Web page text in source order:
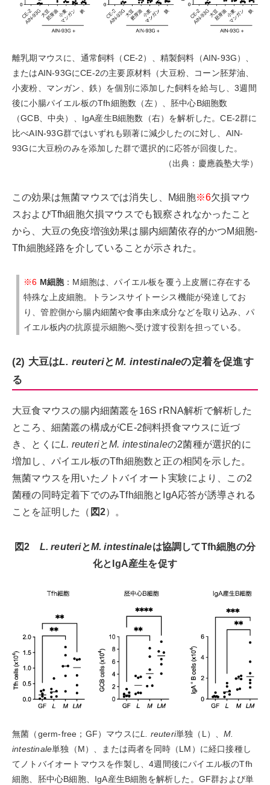
離乳期マウスに、通常飼料（CE-2）、精製飼料（AIN-93G）、
またはAIN-93GにCE-2の主要原材料（大豆粉、コーン胚芽油、
小麦粉、マンガン、鉄）を個別に添加した飼料を給与し、3週間
後に小腸パイエル板のTfh細胞数（左）、胚中心B細胞数
（GCB、中央）、IgA産生B細胞数（右）を解析した。CE-2群に
比べAIN-93G群ではいずれも顕著に減少したのに対し、AIN-
93Gに大豆粉のみを添加した群で選択的に応答が回復した。
（出典：慶應義塾大学）
この効果は無菌マウスでは消失し、M細胞※6欠損マウ
スおよびTfh細胞欠損マウスでも観察されなかったこと
から、大豆の免疫増強効果は腸内細菌依存的かつM細胞-
Tfh細胞経路を介していることが示された。
※6 M細胞：M細胞は、パイエル板を覆う上皮層に存在する
特殊な上皮細胞。トランスサイトーシス機能が発達してお
り、管腔側から腸内細菌や食事由来成分などを取り込み、パ
イエル板内の抗原提示細胞へ受け渡す役割を担っている。
(2) 大豆はL. reuteriと M. intestinaleの定着を促進す
る
大豆食マウスの腸内細菌叢を16S rRNA解析で解析した
ところ、細菌叢の構成がCE-2飼料摂食マウスに近づ
き、とくにL. reuteriとM. intestinaleの2菌種が選択的に
増加し、パイエル板のTfh細胞数と正の相関を示した。
無菌マウスを用いたノトバイオート実験により、この2
菌種の同時定着下でのみTfh細胞とIgA応答が誘導される
ことを証明した（ 図2）。
図2 L. reuteriとM. intestinaleは協調してTfh細胞の分
化とIgA産⽣を促す
無菌（germ-free；GF）マウスにL. reuteri単独（L）、M.
intestinale単独（M）、または両者を同時（LM）に経口接種し
てノトバイオートマウスを作製し、4週間後にパイエル板のTfh
細胞、胚中心B細胞、IgA産生B細胞を解析した。GF群および単